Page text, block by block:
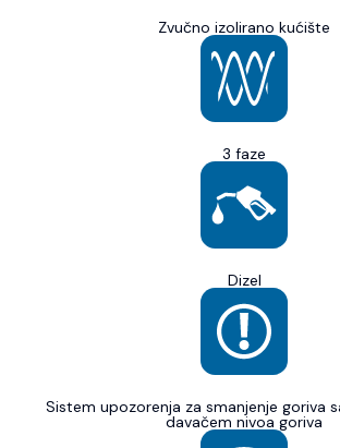
Zvučno izolirano kućište
3 faze
Dizel
Sistem upozorenja za smanjenje goriva
davačem nivoa goriva